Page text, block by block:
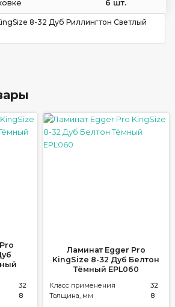
6 шт.
8-32 Дуб Риллингтон Светлый
32
8
Ламинат Egger Pro
KingSize 8-32 Дуб Белтон
Тёмный EPL060
Класс применения
32
Толщина, мм
8